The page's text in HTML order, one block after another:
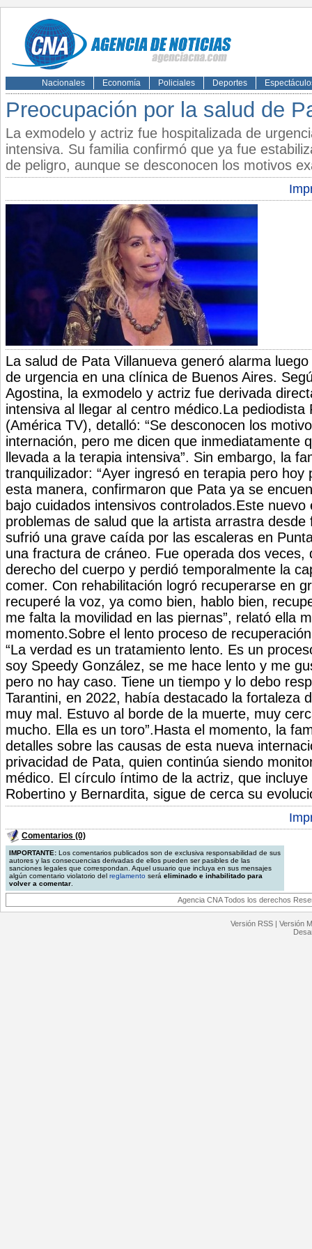
Nacionales Economía Policiales Deportes
Preocupación por la salud de
La exmodelo y actriz fue hospitalizada de
intensiva. Su familia confirmó que ya fue
de peligro, aunque se desconocen los motivos
La salud de Pata Villanueva generó alarma
de urgencia en una clínica de Buenos Aires.
Agostina, la exmodelo y actriz fue derivada
intensiva al llegar al centro médico.La pediodista
(América TV), detalló: “Se desconocen los
internación, pero me dicen que inmediatamente
llevada a la terapia intensiva”. Sin embargo, la
tranquilizador: “Ayer ingresó en terapia pero hoy
esta manera, confirmaron que Pata ya se
bajo cuidados intensivos controlados.Este nuevo
problemas de salud que la artista arrastra
sufrió una grave caída por las escaleras en
una fractura de cráneo. Fue operada dos veces,
derecho del cuerpo y perdió temporalmente la
comer. Con rehabilitación logró recuperarse en
recuperé la voz, ya como bien, hablo bien,
me falta la movilidad en las piernas”, relató ella
momento.Sobre el lento proceso de
“La verdad es un tratamiento lento. Es un
soy Speedy González, se me hace lento y me
pero no hay caso. Tiene un tiempo y lo debo
Tarantini, en 2022, había destacado la fortaleza
muy mal. Estuvo al borde de la muerte, muy
mucho. Ella es un toro”.Hasta el momento, la
detalles sobre las causas de esta nueva
privacidad de Pata, quien continúa siendo
médico. El círculo íntimo de la actriz, que
Robertino y Bernardita, sigue de cerca su
Comentarios (0)
IMPORTANTE: Los comentarios publicados son de exclusiva responsabilidad de sus
autores y las consecuencias derivadas de ellos pueden ser pasibles de las
sanciones legales que correspondan. Aquel usuario que incluya en sus mensajes
algún comentario violatorio del reglamento será eliminado e inhabilitado para
volver a comentar
Agencia CNA Todos los derechos
Versión RSS| Versión